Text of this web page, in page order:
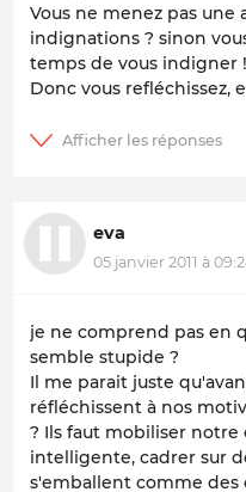
Vous ne menez pas une
indignations ? sinon
temps de vous indigner !
Donc vous refléchissez,
eva
05 janvier 2011 à
je ne comprend pas en
semble stupide ?
Il me parait juste
réfléchissent à nos
? Ils faut mobiliser notre
intelligente, cadrer sur
s'emballent comme des